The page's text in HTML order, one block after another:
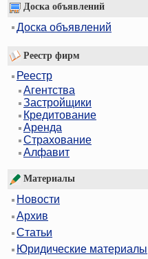
Доска объявлений
Доска объявлений
Реестр фирм
Реестр
Агентства
Застройщики
Кредитование
Аренда
Страхование
Алфавит
Материалы
Новости
Архив
Статьи
Юридические материалы